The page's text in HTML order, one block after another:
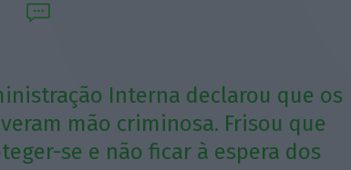
Interna declarou que os
mão criminosa. Frisou que
se e não ficar à espera dos